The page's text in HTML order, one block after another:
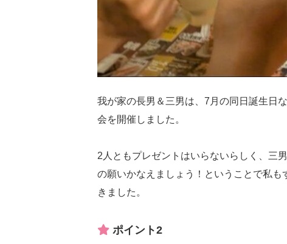
我が家の長男＆三男は、7月の同日誕生日
会を開催しました。
2人ともプレゼントはいらないらしく、三
の願いかなえましょう！ということで私
きました。
ポイント2